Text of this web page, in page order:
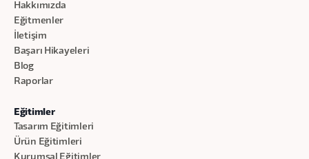
Hakkımızda
Eğitmenler
İletişim
Başarı Hikayeleri
Blog
Raporlar
Eğitimler
Tasarım Eğitimleri
Ürün Eğitimleri
Kurumsal Eğitimler